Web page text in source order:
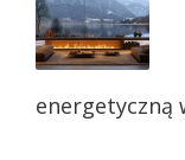
energetyczną